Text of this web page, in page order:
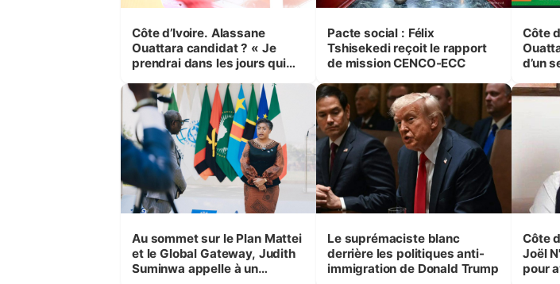
Côte d’Ivoire. Alassane
Ouattara candidat ? « Je
prendrai dans les jours qui
Pacte social : Félix
Tshisekedi reçoit le rapport
de mission CENCO-ECC
Côte
d’un
Au sommet sur le Plan Mattei
et le Global Gateway, Judith
Suminwa appelle à un
Le suprémaciste blanc
derrière les politiques anti-
immigration de Donald Trump
Côte
Joël
pour